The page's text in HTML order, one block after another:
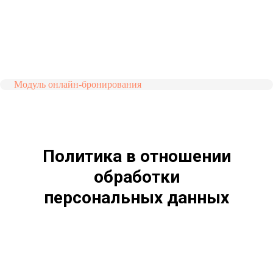
Модуль онлайн-бронирования
Политика в отношении
обработки
персональных данных